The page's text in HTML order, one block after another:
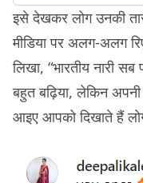
इसे देखकर लोग उनकी
मीडिया पर अलग-अलग
लिखा, “भारतीय नारी
बहुत बढ़िया, लेकिन
आइए आपको दिखाते हैं